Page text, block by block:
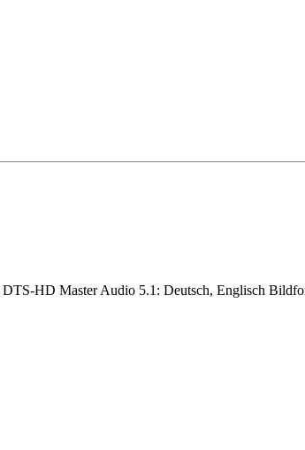
HD Master Audio 5.1: Deutsch, Englisch